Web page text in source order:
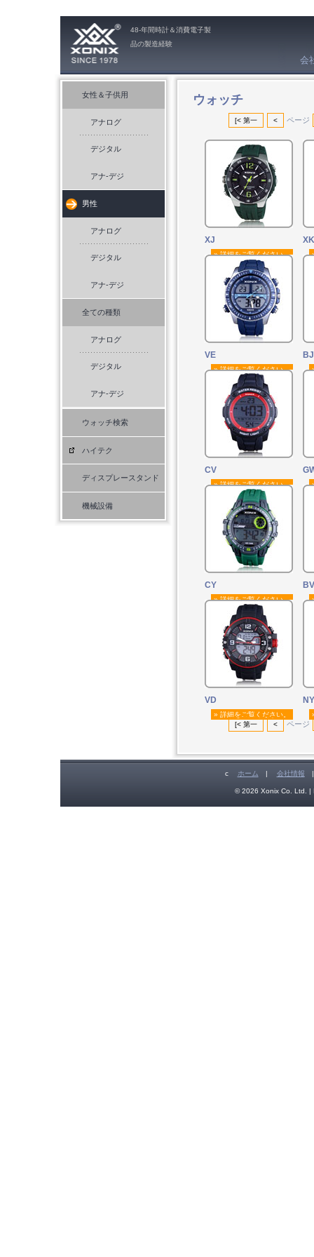
48-年間時計＆消費電子製
品の製造経験
会
女性＆子供用
アナログ
デジタル
アナ-デジ
男性
アナログ
デジタル
アナ-デジ
全ての種類
アナログ
デジタル
アナ-デジ
ウォッチ検索
ハイテク
ディスプレースタンド
機械設備
ウォッチ
[< 第一 < ページ
XJ
» 詳細をご覧ください。
XK
VE
» 詳細をご覧ください。
BJ
CV
» 詳細をご覧ください。
CY
» 詳細をご覧ください。
BV
VD
» 詳細をご覧ください。
NY
[< 第一
< ページ
c ホーム | 会社情報
© 2026 Xonix Co. Ltd. |